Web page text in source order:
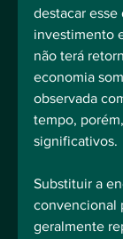
destacar
investimento
não terá
economia
observada
tempo,
significativos.
Substituir a
convencional
geralmente